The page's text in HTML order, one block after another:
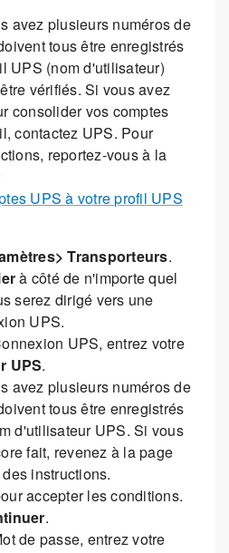
avez plusieurs numéros de
tous être enregistrés
UPS (nom d'utilisateur)
vérifiés. Si vous avez
consolider vos comptes
contactez UPS. Pour
reportez-vous à la
UPS à votre profil UPS
Transporteurs.
à côté de n'importe quel
serez dirigé vers une
UPS.
UPS, entrez votre
UPS.
avez plusieurs numéros de
tous être enregistrés
d'utilisateur UPS. Si vous
fait, revenez à la page
instructions.
accepter les conditions.
.
de passe, entrez votre